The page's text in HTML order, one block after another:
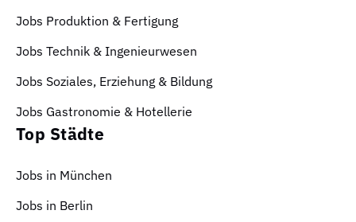
Jobs Produktion & Fertigung
Jobs Technik & Ingenieurwesen
Jobs Soziales, Erziehung & Bildung
Jobs Gastronomie & Hotellerie
Top Städte
Jobs in München
Jobs in Berlin